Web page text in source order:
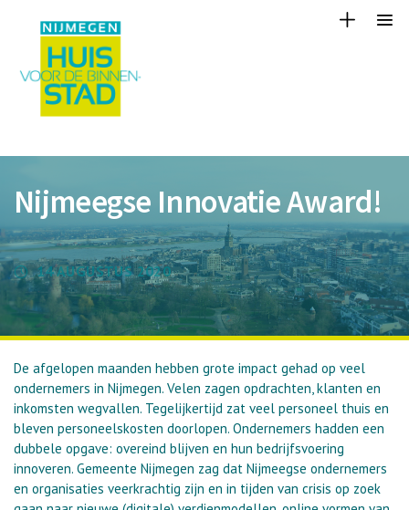
Nijmeegse Innovatie Award!
14 AUGUSTUS 2020
De afgelopen maanden hebben grote impact gehad op veel
ondernemers in Nijmegen. Velen zagen opdrachten, klanten en
inkomsten wegvallen. Tegelijkertijd zat veel personeel thuis en
bleven personeelskosten doorlopen. Ondernemers hadden een
dubbele opgave: overeind blijven en hun bedrijfsvoering
innoveren. Gemeente Nijmegen zag dat Nijmeegse ondernemers
en organisaties veerkrachtig zijn en in tijden van crisis op zoek